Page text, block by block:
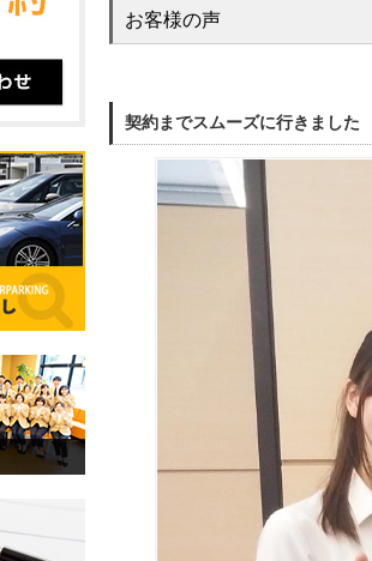
お客様の声
契約までスムーズに行きました